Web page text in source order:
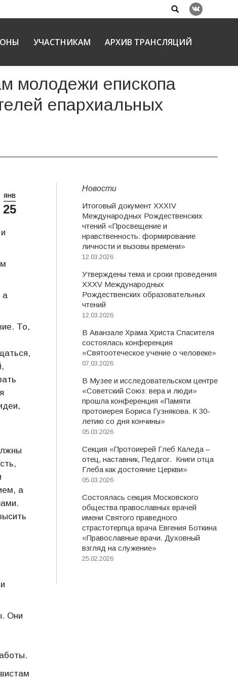
Search:
Вконтакте
УЧАСТНИКАМ АРХИВ ТРАНСЛЯЦИЙ
молодежи епископа
епархиальных
ЯНВ
25
а
То,
а
Они
Новости
Итоговый документ XXХIV
Международных Рождественских
чтений «Просвещение и
нравственность: формирование
личности и вызовы времени»
12.03.2026
Утверждены тема и сроки проведения
XXXV Международных
Рождественских образовательных
чтений
12.03.2026
В Аванзале Храма Христа Спасителя
состоялась конференция
«Святоотеческое учение о человеке»
07.03.2026
В Музее и исследовательском центре
«Советский Союз: вера и люди»
прошла конференция «Памяти
протоиерея Бориса Гузнякова. К 30-
летию со дня кончины»
05.03.2026
Секция «Протоиерей Глеб Каледа –
отец, наставник, Педагог. Книги отца
Глеба как достояние Церкви»
05.03.2026
Состоялась секция Московского
общества православных врачей
имени Святого праведного
страстотерпца врача Евгения Боткина
«Православные врачи. Духовный
взгляд на служение»
25.02.2026